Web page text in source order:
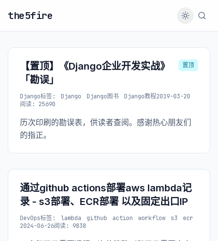
the5fire
【置顶】《Django企业开发实战》
「勘误」
置顶
Django标签: Django Django图书 Django教程2019-03-20
阅读: 25690
历次印刷的勘误表，供读者查阅。感谢热心朋友们
的指正。
通过github actions部署aws lambda记
录 - s3部署、ECR部署 以及固定出口IP
DevOps标签: lambda github action workflow s3
ecr
2024-06-26阅读: 9838